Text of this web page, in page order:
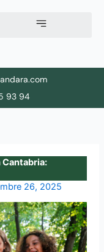
93 94
Cantabria:
26, 2025